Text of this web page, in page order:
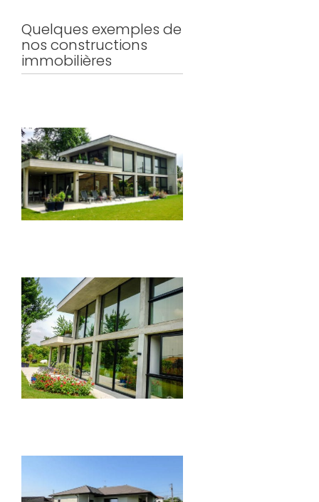
Quelques exemples de
nos constructions
immobilières